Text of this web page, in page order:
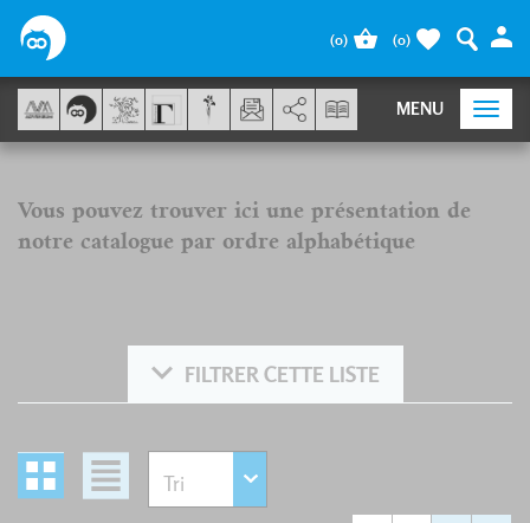
Vous pouvez trouver ici une présentation de
notre catalogue par ordre alphabétique
FILTRER CETTE LISTE
(0) (0)
MENU
AddThis está deshabilitado.
Panel de gestión de cookies